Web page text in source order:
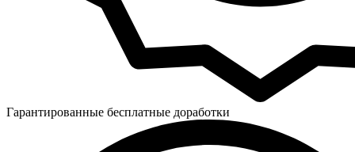
Гарантированные бесплатные доработки